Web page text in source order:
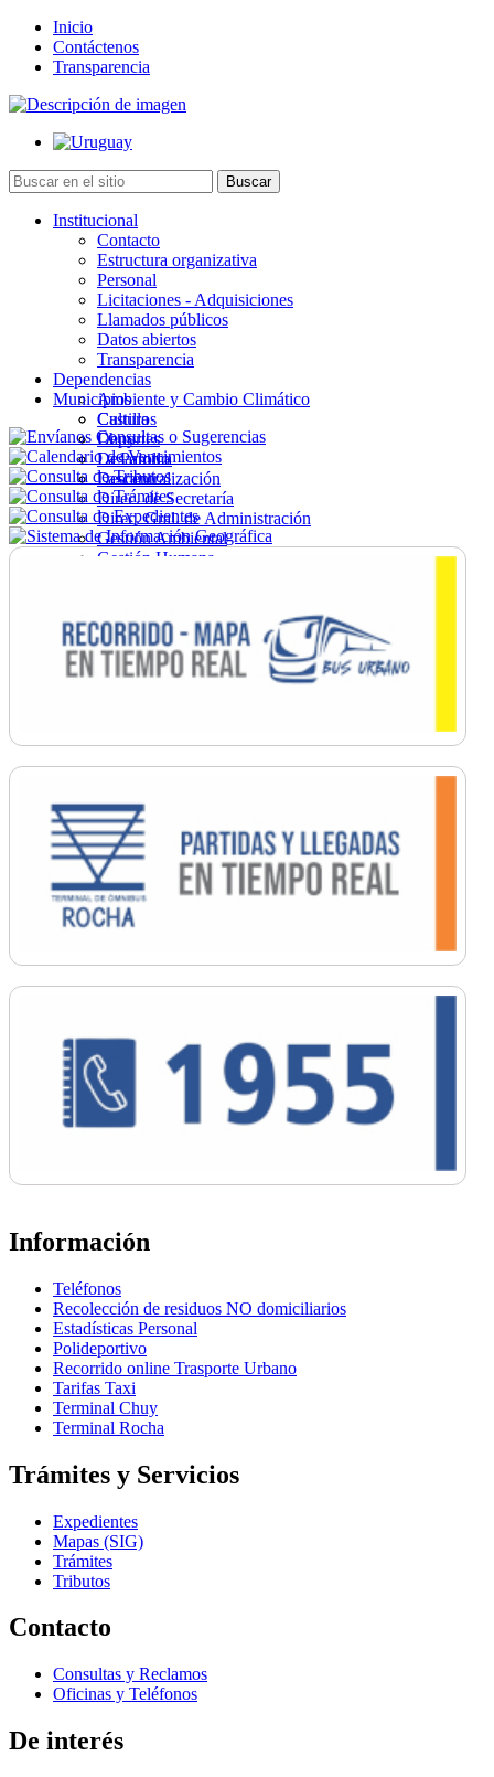
Inicio
Contáctenos
Transparencia
Institucional
Contacto
Estructura organizativa
Personal
Licitaciones - Adquisiciones
Llamados públicos
Datos abiertos
Transparencia
Dependencias
Ambiente y Cambio Climático
Cultura
Deportes
Desarrollo
Descentralización
Direc. de Secretaría
Direc. Gral. de Administración
Gestión Ambiental
Gestión Humana
Ordenamiento
Promoción Social
Salud
Secretaría General
Municipios
Castillos
Chuy
La Paloma
Lascano
Información
Teléfonos
Recolección de residuos NO domiciliarios
Estadísticas Personal
Polideportivo
Recorrido online Trasporte Urbano
Tarifas Taxi
Terminal Chuy
Terminal Rocha
Trámites y Servicios
Expedientes
Mapas (SIG)
Trámites
Tributos
Contacto
Consultas y Reclamos
Oficinas y Teléfonos
De interés